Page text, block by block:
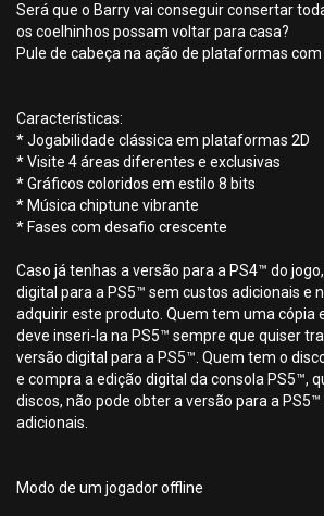
Será que o Barry vai conseguir consertar
os coelhinhos possam voltar para casa?
Pule de cabeça na ação de plataformas com
Características:
* Jogabilidade clássica em plataformas 2D
* Visite 4 áreas diferentes e exclusivas
* Gráficos coloridos em estilo 8 bits
* Música chiptune vibrante
* Fases com desafio crescente
Caso já tenhas a versão para a PS4™ do
digital para a PS5™ sem custos adicionais e
adquirir este produto. Quem tem uma cópia
deve inseri-la na PS5™ sempre que quiser
versão digital para a PS5™. Quem tem o
e compra a edição digital da consola PS5™,
discos, não pode obter a versão para a
adicionais.
Modo de um jogador offline